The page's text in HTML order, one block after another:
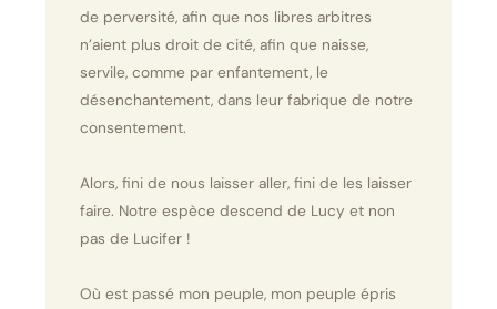
de perversité, afin que nos libres arbitres
n’aient plus droit de cité, afin que naisse,
servile, comme par enfantement, le
désenchantement, dans leur fabrique de notre
consentement.
Alors, fini de nous laisser aller, fini de les laisser
faire. Notre espèce descend de Lucy et non
pas de Lucifer !
Où est passé mon peuple, mon peuple épris